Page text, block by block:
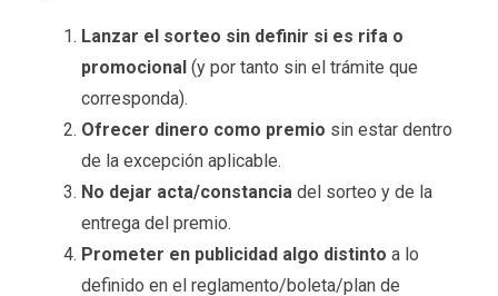
Lanzar el sorteo sin definir si es rifa o
promocional (y por tanto sin el trámite que
corresponda).
Ofrecer dinero como premio sin estar dentro
de la excepción aplicable.
No dejar acta/constancia del sorteo y de la
entrega del premio.
Prometer en publicidad algo distinto a lo
definido en el reglamento/boleta/plan de